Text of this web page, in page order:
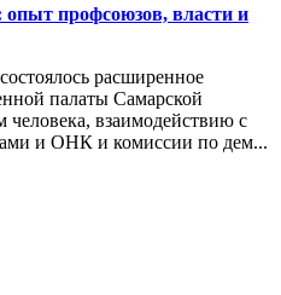
опыт профсоюзов, власти и
расширенное
палаты Самарской
человека, взаимодействию с
и ОНК и комиссии по дем...